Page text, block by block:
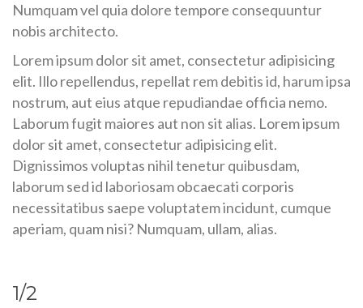
Numquam vel quia dolore tempore consequuntur
nobis architecto.
Lorem ipsum dolor sit amet, consectetur adipisicing
elit. Illo repellendus, repellat rem debitis id, harum ipsa
nostrum, aut eius atque repudiandae officia nemo.
Laborum fugit maiores aut non sit alias. Lorem ipsum
dolor sit amet, consectetur adipisicing elit.
Dignissimos voluptas nihil tenetur quibusdam,
laborum sed id laboriosam obcaecati corporis
necessitatibus saepe voluptatem incidunt, cumque
aperiam, quam nisi? Numquam, ullam, alias.
1/2